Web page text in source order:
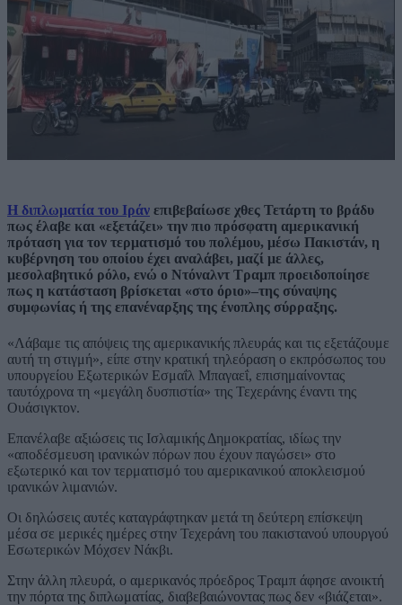
Η διπλωματία του Ιράν επιβεβαίωσε χθες Τετάρτη το βράδυ
πως έλαβε και «εξετάζει» την πιο πρόσφατη αμερικανική
πρόταση για τον τερματισμό του πολέμου, μέσω Πακιστάν, η
κυβέρνηση του οποίου έχει αναλάβει, μαζί με άλλες,
μεσολαβητικό ρόλο, ενώ ο Ντόναλντ Τραμπ προειδοποίησε
πως η κατάσταση βρίσκεται «στο όριο»–της σύναψης
συμφωνίας ή της επανέναρξης της ένοπλης σύρραξης.
«Λάβαμε τις απόψεις της αμερικανικής πλευράς και τις εξετάζουμε
αυτή τη στιγμή», είπε στην κρατική τηλεόραση ο εκπρόσωπος του
υπουργείου Εξωτερικών Εσμαΐλ Μπαγαεΐ, επισημαίνοντας
ταυτόχρονα τη «μεγάλη δυσπιστία» της Τεχεράνης έναντι της
Ουάσιγκτον.
Επανέλαβε αξιώσεις τις Ισλαμικής Δημοκρατίας, ιδίως την
«αποδέσμευση ιρανικών πόρων που έχουν παγώσει» στο
εξωτερικό και τον τερματισμό του αμερικανικού αποκλεισμού
ιρανικών λιμανιών.
Οι δηλώσεις αυτές καταγράφτηκαν μετά τη δεύτερη επίσκεψη
μέσα σε μερικές ημέρες στην Τεχεράνη του πακιστανού υπουργού
Εσωτερικών Μόχσεν Νάκβι.
Στην άλλη πλευρά, ο αμερικανός πρόεδρος Τραμπ άφησε ανοικτή
την πόρτα της διπλωματίας, διαβεβαιώνοντας πως δεν «βιάζεται».